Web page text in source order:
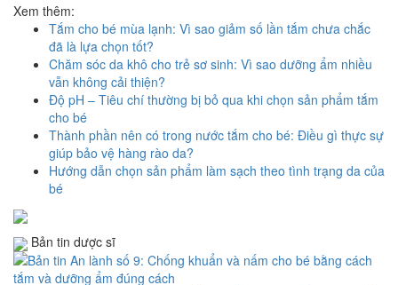
Xem thêm:
Tắm cho bé mùa lạnh: Vì sao giảm số lần tắm chưa chắc
đã là lựa chọn tốt?
Chăm sóc da khô cho trẻ sơ sinh: Vì sao dưỡng ẩm nhiều
vẫn không cải thiện?
Độ pH – Tiêu chí thường bị bỏ qua khi chọn sản phẩm tắm
cho bé
Thành phần nên có trong nước tắm cho bé: Điều gì thực sự
giúp bảo vệ hàng rào da?
Hướng dẫn chọn sản phẩm làm sạch theo tình trạng da của
bé
Bản tin dược sĩ